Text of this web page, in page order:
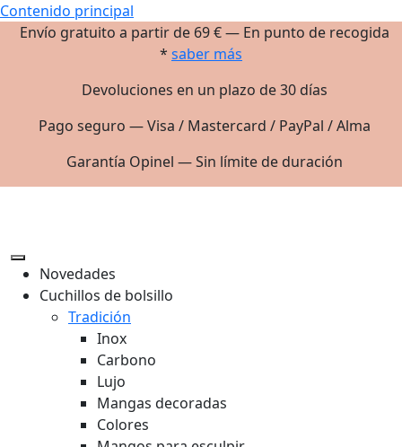
Contenido principal
Envío gratuito a partir de 69 € — En punto de recogida
* saber más
Devoluciones en un plazo de 30 días
Pago seguro — Visa / Mastercard / PayPal / Alma
Garantía Opinel — Sin límite de duración
Novedades
Cuchillos de bolsillo
Tradición
Inox
Carbono
Lujo
Mangas decoradas
Colores